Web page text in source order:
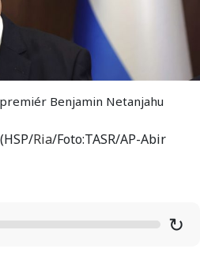
Benjamin Netanjahu
Ria/Foto:TASR/AP-Abir
↻